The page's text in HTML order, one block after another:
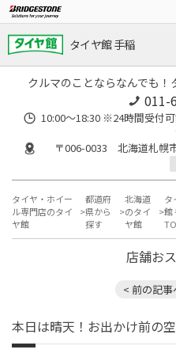
タイヤ館 手稲
クルマのことならなんでも
011-
10:00～18:30 ※24時間受付
〒006-0033 北海道札幌
タイヤ・ホイー
ル専門店のタイ
ヤ館
都道府
県から
探す
北海道
のタイ
ヤ館
タ
館
店舗お
< 前の記事
本日は晴天！お出かけ前の